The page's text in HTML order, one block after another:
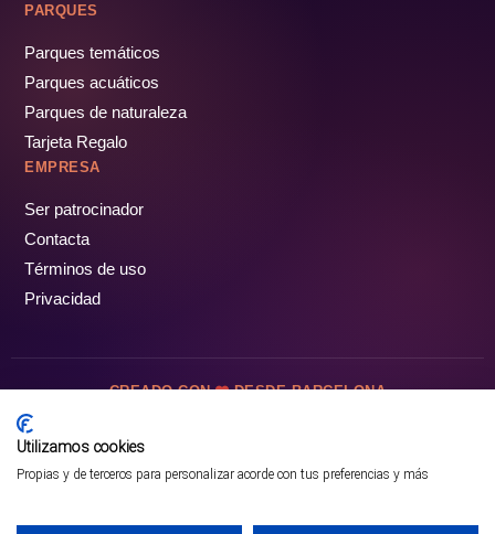
PARQUES
Parques temáticos
Parques acuáticos
Parques de naturaleza
Tarjeta Regalo
EMPRESA
Ser patrocinador
Contacta
Términos de uso
Privacidad
CREADO CON DESDE BARCELONA
Utilizamos cookies
Propias y de terceros para personalizar acorde con tus preferencias y más